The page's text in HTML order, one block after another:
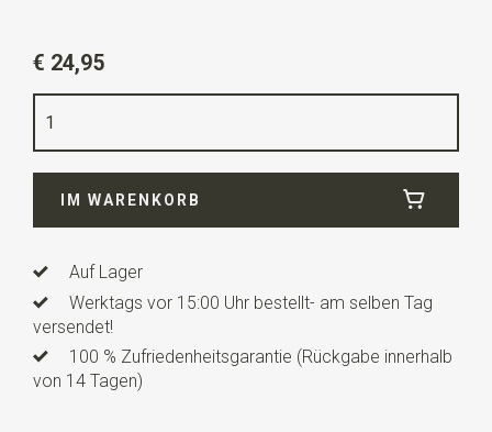
Farbe
Qualität
Länge 24 cm
€ 24,95
IM WARENKORB
Auf Lager
Werktags vor 15:00 Uhr bestellt- am selben Tag
versendet!
100 % Zufriedenheitsgarantie (Rückgabe innerhalb
von 14 Tagen)